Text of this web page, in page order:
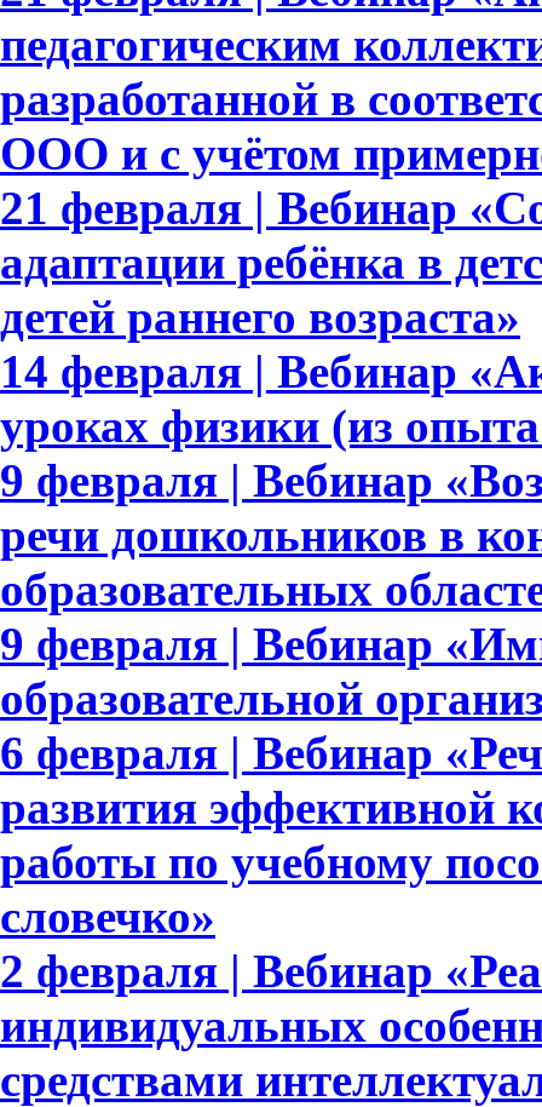
педагогическим
разработанной в
ООО и с учётом
21 февраля | Вебинар
адаптации ребёнка в
детей раннего возраста»
14 февраля | Вебинар
уроках физики (из
9 февраля | Вебинар
речи дошкольников в
образовательных
9 февраля | Вебинар
образовательной
6 февраля | Вебинар
развития эффективной
работы по учебному
словечко»
2 февраля | Вебинар
индивидуальных
средствами